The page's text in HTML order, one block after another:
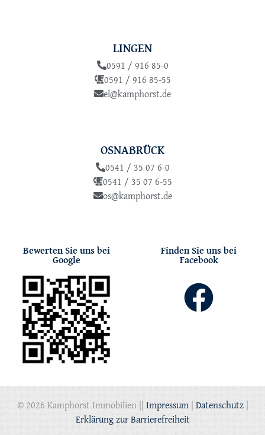
LINGEN
0591 / 916 85-0
0591 / 916 85-55
el@kamphorst.de
OSNABRÜCK
0541 / 35 07 6-0
0541 / 35 07 6-55
os@kamphorst.de
Bewerten Sie uns bei
Google
Finden Sie uns bei
Facebook
© 2026 Kamphorst Immobilien || Impressum| Datenschutz|
Erklärung zur Barrierefreiheit